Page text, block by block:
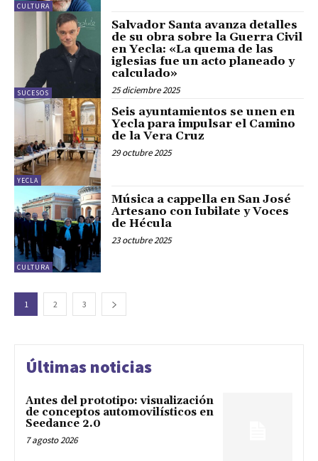
CULTURA
SUCESOS
Salvador Santa avanza detalles
de su obra sobre la Guerra Civil
en Yecla: «La quema de las
iglesias fue un acto planeado y
calculado»
25 diciembre 2025
YECLA
Seis ayuntamientos se unen en
Yecla para impulsar el Camino
de la Vera Cruz
29 octubre 2025
CULTURA
Música a cappella en San José
Artesano con Iubilate y Voces
de Hécula
23 octubre 2025
1 2 3
Últimas noticias
Antes del prototipo: visualización
de conceptos automovilísticos en
Seedance 2.0
7 agosto 2026